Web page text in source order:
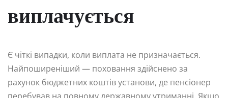
виплачується
Є чіткі випадки, коли виплата не призначається.
Найпоширеніший — поховання здійснено за
рахунок бюджетних коштів установи, де пенсіонер